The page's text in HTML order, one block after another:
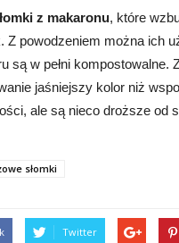
z makaronu, które
Z powodzeniem można ich
są w pełni kompostowalne.
jaśniejszy kolor niż
ale są nieco droższe od
słomki
Twitter